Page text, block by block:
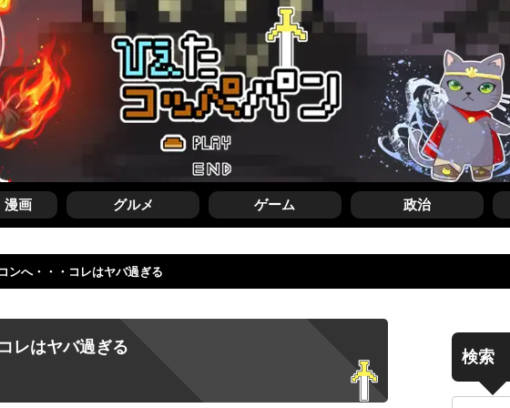
漫画 グルメ ゲーム 政治
ンへ・・・コレはヤバ過ぎる
レはヤバ過ぎる
検索